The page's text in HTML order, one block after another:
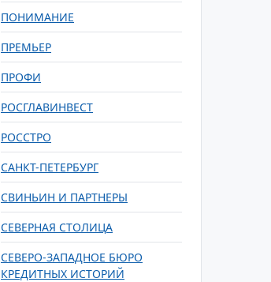
ПОНИМАНИЕ
ПРЕМЬЕР
ПРОФИ
РОСГЛАВИНВЕСТ
РОССТРО
САНКТ-ПЕТЕРБУРГ
СВИНЬИН И ПАРТНЕРЫ
СЕВЕРНАЯ СТОЛИЦА
СЕВЕРО-ЗАПАДНОЕ БЮРО
КРЕДИТНЫХ ИСТОРИЙ